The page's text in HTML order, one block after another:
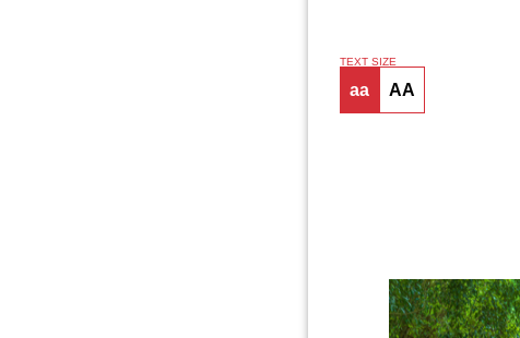
TEXT SIZE
aa AA